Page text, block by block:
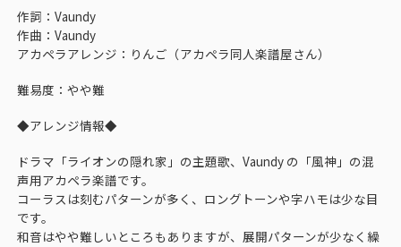
作詞：Vaundy
作曲：Vaundy
アカペラアレンジ：りんご（アカペラ同人楽譜屋さん）
難易度：やや難
◆アレンジ情報◆
ドラマ「ライオンの隠れ家」の主題歌、Vaundy の「風神」の混
声用アカペラ楽譜です。
コーラスは刻むパターンが多く、ロングトーンや字ハモは少な目
です。
和音はやや難しいところもありますが、展開パターンが少なく繰